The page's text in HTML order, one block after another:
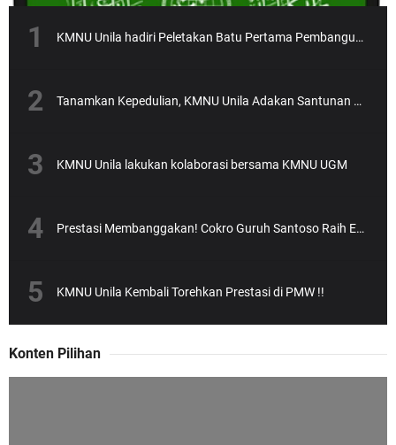
KMNU Unila hadiri Peletakan Batu Pertama Pembangunan Gedung NU yang dipimpin Rektor Unila Prof. Karomani
Tanamkan Kepedulian, KMNU Unila Adakan Santunan Anak Yatim
KMNU Unila lakukan kolaborasi bersama KMNU UGM
Prestasi Membanggakan! Cokro Guruh Santoso Raih Emas Olimpiade Biologi Puskanas
KMNU Unila Kembali Torehkan Prestasi di PMW !!
Konten Pilihan